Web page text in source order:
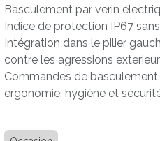
Basculement par verin
Indice de protection IP67
Intégration dans le pilier
contre les agressions
Commandes de
ergonomie, hygiène et